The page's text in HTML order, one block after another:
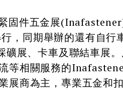
件五金展
，同期舉辦的還有自行
礦展、卡車及聯結車展
等相關服務的
展商為主，專業五金和